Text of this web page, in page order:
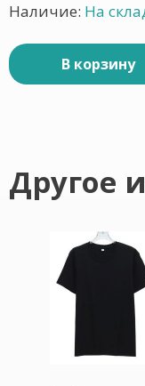
Наличие: На
В корзину
Другое